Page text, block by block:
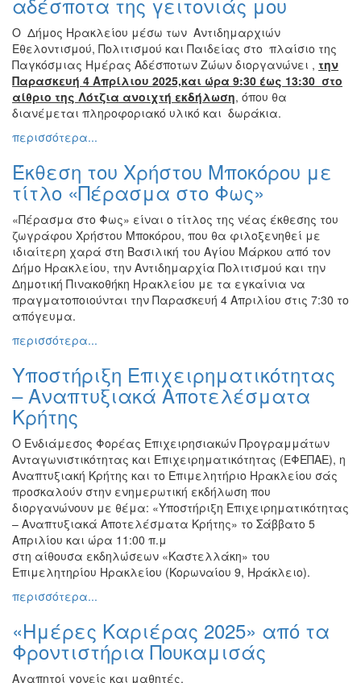
Ο Δήμος Ηρακλείου μέσω των Αντιδημαρχιών
Εθελοντισμού, Πολιτισμού και Παιδείας στο πλαίσιο της
Παγκόσμιας Ημέρας Αδέσποτων Ζώων διοργανώνει , την
Παρασκευή 4 Απρίλιου 2025,και ώρα 9:30 έως 13:30 στο
αίθριο της Λότζια ανοιχτή εκδήλωση, όπου θα
διανέμεται πληροφοριακό υλικό και δωράκια.
περισσότερα...
Έκθεση του Χρήστου Μποκόρου με
τίτλο «Πέρασμα στο Φως»
«Πέρασμα στο Φως» είναι ο τίτλος της νέας έκθεσης του
ζωγράφου Χρήστου Μποκόρου, που θα φιλοξενηθεί με
ιδιαίτερη χαρά στη Βασιλική του Αγίου Μάρκου από τον
Δήμο Ηρακλείου, την Αντιδημαρχία Πολιτισμού και την
Δημοτική Πινακοθήκη Ηρακλείου με τα εγκαίνια να
πραγματοποιούνται την Παρασκευή 4 Απριλίου στις 7:30 το
απόγευμα.
περισσότερα...
Υποστήριξη Επιχειρηματικότητας
– Αναπτυξιακά Αποτελέσματα
Κρήτης
Ο Ενδιάμεσος Φορέας Επιχειρησιακών Προγραμμάτων
Ανταγωνιστικότητας και Επιχειρηματικότητας (ΕΦΕΠΑΕ), η
Αναπτυξιακή Κρήτης και το Επιμελητήριο Ηρακλείου σάς
προσκαλούν στην ενημερωτική εκδήλωση που
διοργανώνουν με θέμα: «Υποστήριξη Επιχειρηματικότητας
– Αναπτυξιακά Αποτελέσματα Κρήτης» το Σάββατο 5
Απριλίου και ώρα 11:00 π.μ
στη αίθουσα εκδηλώσεων «Καστελλάκη» του
Επιμελητηρίου Ηρακλείου (Κορωναίου 9, Ηράκλειο).
περισσότερα...
«Ημέρες Καριέρας 2025» από τα
Φροντιστήρια Πουκαμισάς
Αγαπητοί γονείς και μαθητές,